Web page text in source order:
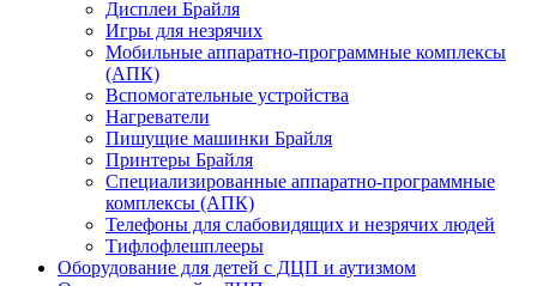
Дисплеи Брайля
Игры для незрячих
Мобильные аппаратно-программные комплексы
(АПК)
Вспомогательные устройства
Нагреватели
Пишущие машинки Брайля
Принтеры Брайля
Специализированные аппаратно-программные
комплексы (АПК)
Телефоны для слабовидящих и незрячих людей
Тифлофлешплееры
Оборудование для детей с ДЦП и аутизмом